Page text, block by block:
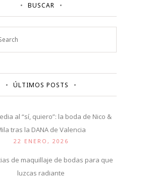
BUSCAR
ÚLTIMOS POSTS
al “sí, quiero”: la boda de Nico &
tras la DANA de Valencia
22 ENERO, 2026
de maquillaje de bodas para que
luzcas radiante